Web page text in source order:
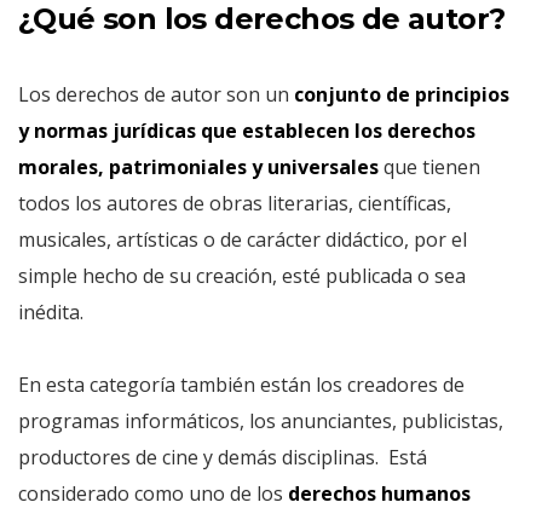
¿Qué son los derechos de autor?
Los derechos de autor son un conjunto de principios
y normas jurídicas que establecen los derechos
morales, patrimoniales y universalesque tienen
todos los autores de obras literarias, científicas,
musicales, artísticas o de carácter didáctico, por el
simple hecho de su creación, esté publicada o sea
inédita.
En esta categoría también están los creadores de
programas informáticos, los anunciantes, publicistas,
productores de cine y demás disciplinas. Está
considerado como uno de los derechos humanos